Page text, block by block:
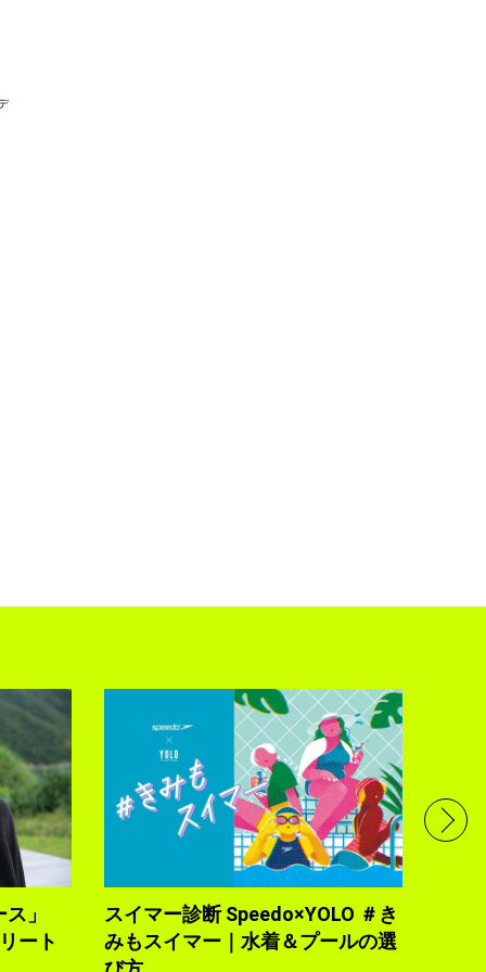
」
ート
スイマー診断 Speedo×YOLO ＃き
みもスイマー｜水着＆プールの選
で完
トレ